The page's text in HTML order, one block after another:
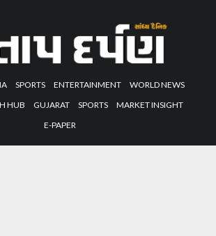
SPORTS ENTERTAINMENT
WORLD NEWS
HUB GUJARAT SPORTS
MARKET INSIGHT
E-PAPER